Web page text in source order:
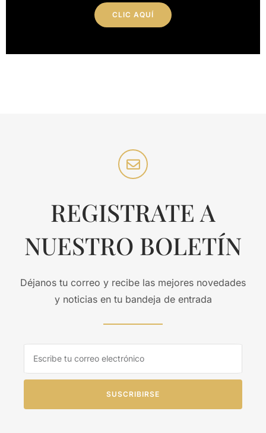
CLIC AQUÍ
REGISTRATE A
NUESTRO BOLETÍN
Déjanos tu correo y recibe las mejores novedades
y noticias en tu bandeja de entrada
SUSCRIBIRSE